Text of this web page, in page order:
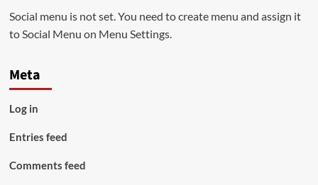
Social menu is not set. You need to create menu and assign it
to Social Menu on Menu Settings.
Meta
Log in
Entries feed
Comments feed